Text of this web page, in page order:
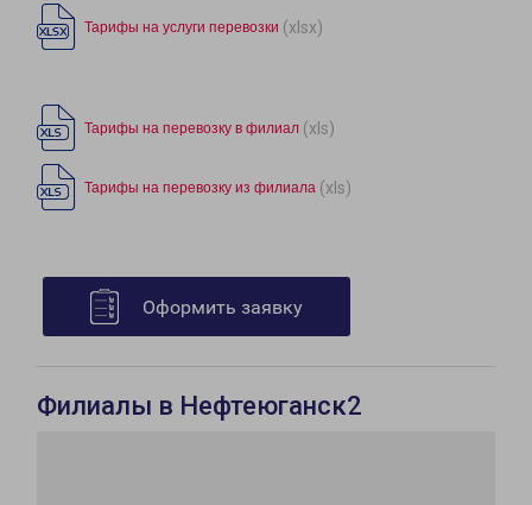
Тарифы на услуги перевозки (xlsx)
Тарифы на перевозку в филиал (xls)
Тарифы на перевозку из филиала (xls)
Оформить заявку
Филиалы в Нефтеюганск2